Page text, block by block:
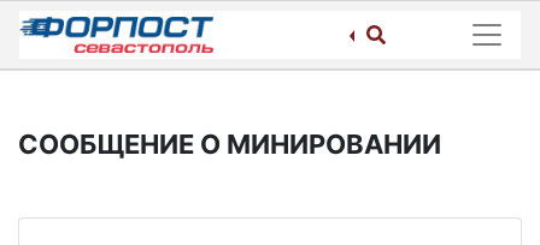
Skip
content
СООБЩЕНИЕ О МИНИРОВАНИИ